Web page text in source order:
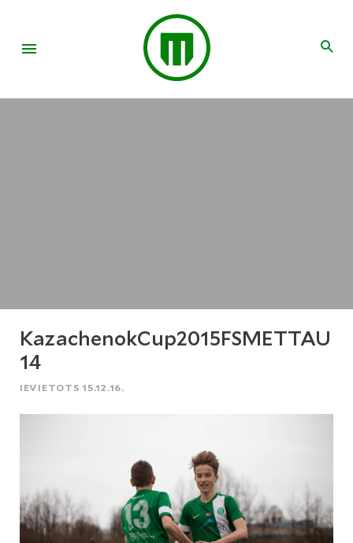
KazachenokCup2015FSMETTAU
14
IEVIETOTS 15.12.16.